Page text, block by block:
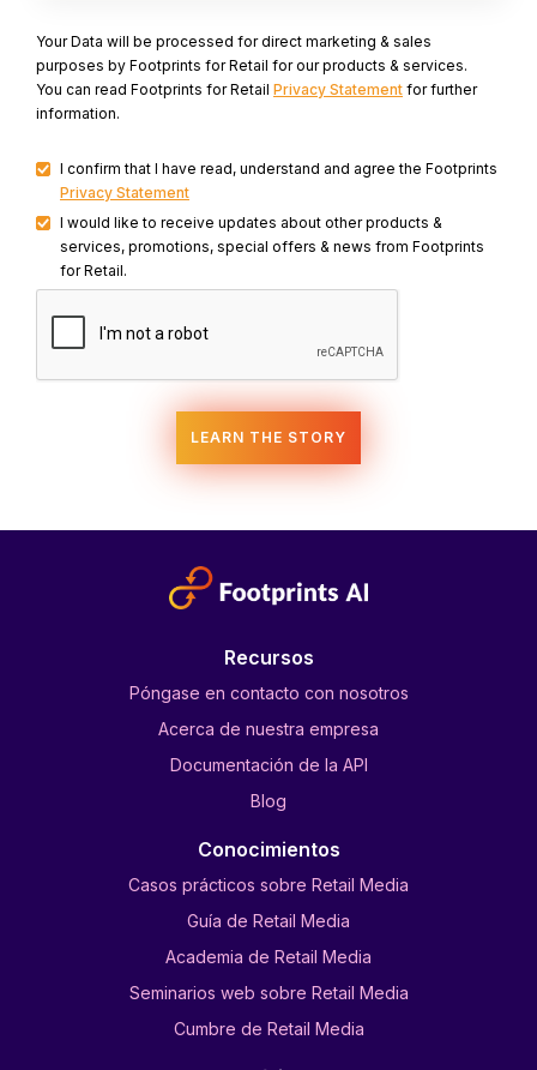
Your Data will be processed for direct marketing & sales
purposes by Footprints for Retail for our products & services.
You can read Footprints for Retail Privacy Statement for further
information.
I confirm that I have read, understand and agree the Footprints
Privacy Statement
I would like to receive updates about other products &
services, promotions, special offers & news from Footprints
for Retail.
Recursos
Póngase en contacto con nosotros
Acerca de nuestra empresa
Documentación de la API
Blog
Conocimientos
Casos prácticos sobre Retail Media
Guía de Retail Media
Academia de Retail Media
Seminarios web sobre Retail Media
Cumbre de Retail Media